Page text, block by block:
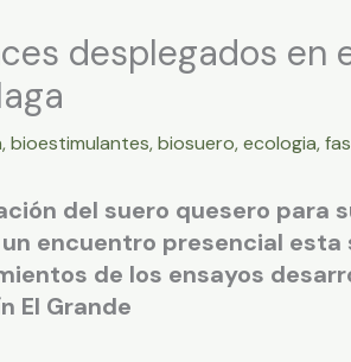
desplegados
,bioestimulantes,biosuero,ecologia,
del suero quesero para
encuentro presencial esta
de los ensayos
El Grande